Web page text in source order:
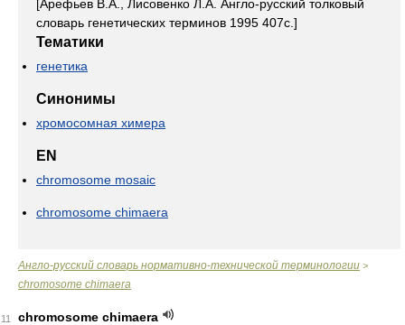
[Арефьев В.А., Лисовенко Л.А. Англо-русский толковый
словарь генетических терминов 1995 407с.]
Тематики
генетика
Синонимы
хромосомная химера
EN
chromosome mosaic
chromosome chimaera
Англо-русский словарь нормативно-технической терминологии >
chromosome chimaera
11
chromosome chimaera